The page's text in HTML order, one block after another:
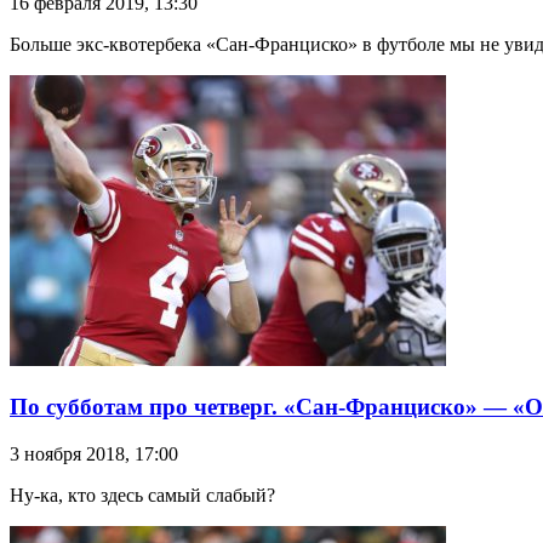
Больше экс-квотербека «Сан-Франциско» в футболе мы не
По субботам про четверг. «Сан-Франциско» —
3 ноября 2018, 17:00
Ну-ка, кто здесь самый слабый?